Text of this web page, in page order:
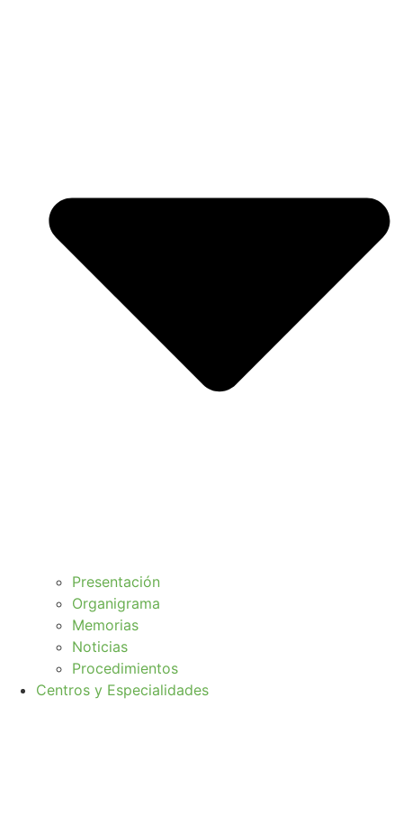
Presentación
Organigrama
Memorias
Noticias
Procedimientos
Centros y Especialidades